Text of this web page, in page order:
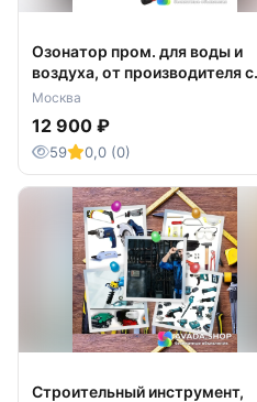
Озонатор пром. для воды и
воздуха, от производителя с
доставкой.
Москва
12 900 ₽
59 0,0 (0)
Строительный инструмент,